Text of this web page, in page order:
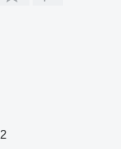
2